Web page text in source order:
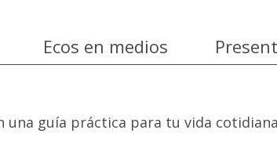
Ecos en medios
una guía práctica para tu vida